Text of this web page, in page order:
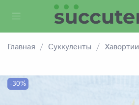
Главная Суккуленты Хавортии
-30%